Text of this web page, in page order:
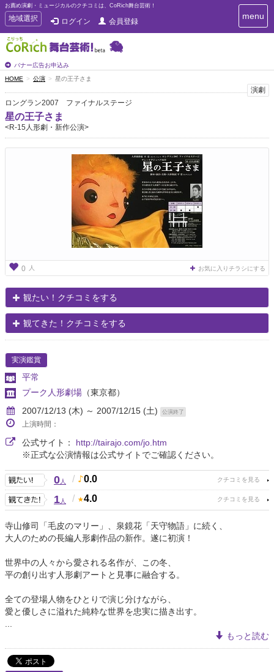
お薦め演劇・ミュージカルのクチコミは、CoRich舞台芸術！
T
o
g
g
e
n
a
v
i
g
a
地域選択 ログイン 会員登録
バナー広告お申込み
T
o
g
a
menu
HOME 公演 星の王子さま
演劇
ロングラン2007 ファイナルステージ
星の王子さま
<R-15人形劇・新作公演>
0 人 お気に入りチラシにする
観たい！クチコミをする
観てきた！クチコミをする
実演鑑賞
平常
プーク人形劇場 （東京都）
2007/12/13 (木) ～ 2007/12/15 (土)
公演終了
上演時間：
公式サイト： http://tairajo.com/jo.htm
※正式な公演情報は公式サイトでご確認ください。
0人 / 0.0
1人 / 4.0
寺山修司「毛皮のマリー」、泉鏡花「天守物語」に続く、
大人のための長編人形劇作品の新作。遂に初演！
世界中の人々から愛される名作が、この冬、
平の創り出す人形劇アートと見事に融合する。
全ての登場人物をひとりで演じ分けながら、
愛と優しさに溢れた純粋な世界を忠実に描き出す。
もっと読む